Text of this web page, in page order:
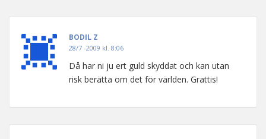
BODIL Z
28/7 -2009 kl. 8:06
Då har ni ju ert guld skyddat och kan utan
risk berätta om det för världen. Grattis!